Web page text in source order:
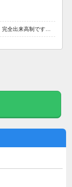
【オシゴト1件：1,500円～】 完全出来高制です！ アンケートに答えて報酬GET★